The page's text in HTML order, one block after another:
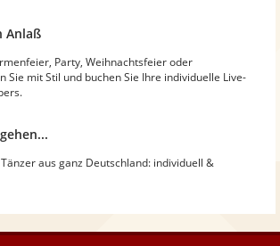
Anlaß
Party, Weihnachtsfeier oder
Sie mit Stil und buchen Sie Ihre individuelle Live-
aus ganz Deutschland: individuell &